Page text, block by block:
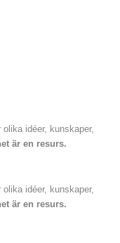
idéer, kunskaper,
är en resurs.
idéer, kunskaper,
är en resurs.